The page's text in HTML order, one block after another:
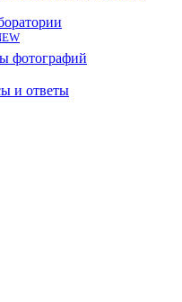
фотографий
и ответы